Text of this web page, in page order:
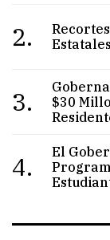
2.
3.
$30
4.
El